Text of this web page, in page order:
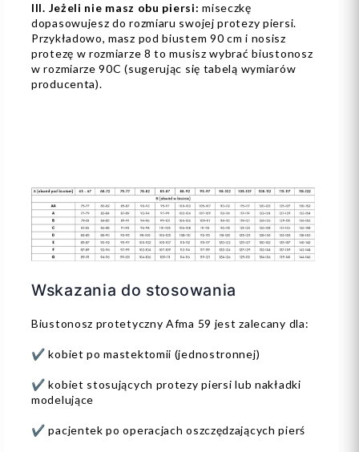
III. Jeżeli nie masz obu piersi: miseczkę
dopasowujesz do rozmiaru swojej protezy piersi.
Przykładowo, masz pod biustem 90 cm i nosisz
protezę w rozmiarze 8 to musisz wybrać biustonosz
w rozmiarze 90C (sugerując się tabelą wymiarów
producenta).
Wskazania do stosowania
Biustonosz protetyczny Afma 59 jest zalecany dla:
✔️ kobiet po mastektomii (jednostronnej)
✔️ kobiet stosujących protezy piersi lub nakładki
modelujące
✔️ pacjentek po operacjach oszczędzających pierś